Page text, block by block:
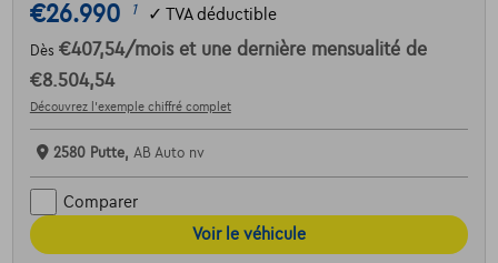
€26.990 1 ✓ TVA déductible
Dès €407,54/mois et une dernière mensualité de
€8.504,54
Découvrez l’exemple chiffré complet
2580 Putte, AB Auto nv
Comparer
Voir le véhicule